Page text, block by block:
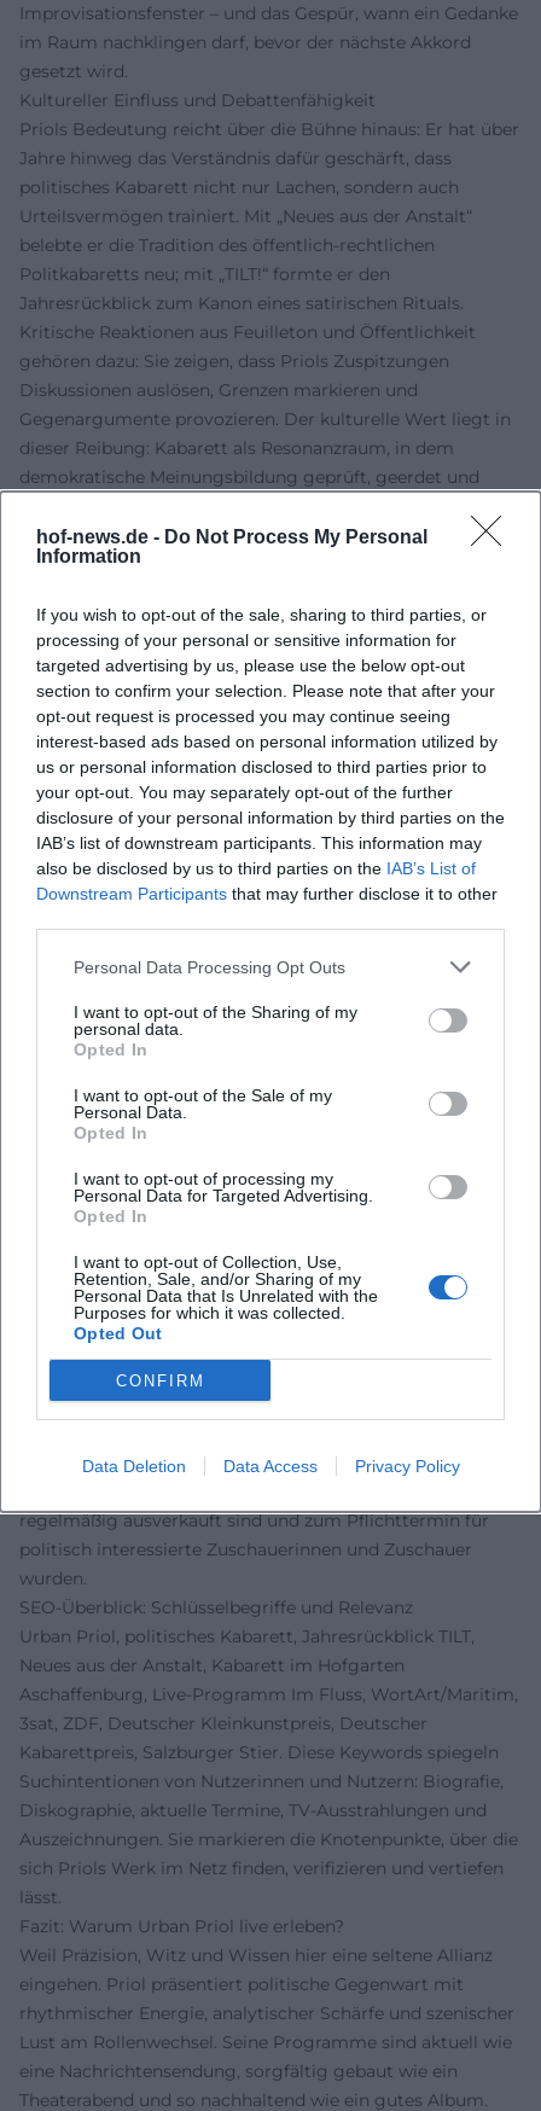
hof-news.de - Do Not Process My Personal
Information
If you wish to opt-out of the sale, sharing to third parties, or
processing of your personal or sensitive information for
targeted advertising by us, please use the below opt-out
section to confirm your selection. Please note that after your
opt-out request is processed you may continue seeing
interest-based ads based on personal information utilized by
us or personal information disclosed to third parties prior to
your opt-out. You may separately opt-out of the further
disclosure of your personal information by third parties on the
IAB’s list of downstream participants. This information may
also be disclosed by us to third parties on the IAB’s List of
Downstream Participants that may further disclose it to other
Personal Data Processing Opt Outs
I want to opt-out of the Sharing of my
personal data.
Opted In
I want to opt-out of the Sale of my
Personal Data.
Opted In
I want to opt-out of processing my
Personal Data for Targeted Advertising.
Opted In
I want to opt-out of Collection, Use,
Retention, Sale, and/or Sharing of my
Personal Data that Is Unrelated with the
Purposes for which it was collected.
Opted Out
CONFIRM
Data Deletion Data Access Privacy Policy
Improvisationsfenster – und das Gespür, wann ein Gedanke
im Raum nachklingen darf, bevor der nächste Akkord
gesetzt wird.
Kultureller Einfluss und Debattenfähigkeit
Priols Bedeutung reicht über die Bühne hinaus: Er hat über
Jahre hinweg das Verständnis dafür geschärft, dass
politisches Kabarett nicht nur Lachen, sondern auch
Urteilsvermögen trainiert. Mit „Neues aus der Anstalt“
belebte er die Tradition des öffentlich-rechtlichen
Politkabaretts neu; mit „TILT!“ formte er den
Jahresrückblick zum Kanon eines satirischen Rituals.
Kritische Reaktionen aus Feuilleton und Öffentlichkeit
gehören dazu: Sie zeigen, dass Priols Zuspitzungen
Diskussionen auslösen, Grenzen markieren und
Gegenargumente provozieren. Der kulturelle Wert liegt in
dieser Reibung: Kabarett als Resonanzraum, in dem
demokratische Meinungsbildung geprüft, geerdet und
Preise, Auszeichnungen und Anerkennung
Die Liste der Auszeichnungen ist lang und dokumentiert
ScharfrichterBeil (1986) über den Salzburger Stier (1997),
den Deutschen Kleinkunstpreis (2000), den Deutschen
Kabarettpreis (2002) und den Bayerischen Kabarettpreis
(2003) bis hin zu Medienpreisen wie dem Deutschen
Fernsehpreis (2007, gemeinsam mit Georg Schramm).
Hinzu kommen regionale Ehrungen und Kulturpreise, die
seine nachhaltige Präsenz in der deutschsprachigen
Kabarettszene sichtbar machen. In Summe spiegelt dies
„Autorität“ im Sinne von EEAT: die dauerhafte Validierung
durch Fachjurys, Fachpresse und Publikum.
Bürgergeist und Aufklärung verbindet. Seine
Attac unterstreicht, dass er politische Ökonomie und
gesellschaftliche Machtverhältnisse nicht nur beobachtet,
sondern aktiv debattiert. Gleichzeitig wirkt sein Hofgarten
als Knotenpunkt: Bühne, Labor und Treffpunkt für
etablierte Namen und neue Stimmen. Diese Vernetzung
stärkt die Szene und verankert sein Werk in einer
lebendigen, heterogenen Kabarettkultur.
Fernsehen, Radio und Bühne: Ein Dreiklang
Die künstlerische Produktion folgt einem Dreiklang: Bühne
als Ursprungsraum, Audio als Archiv und
Fernsehen/Streaming als Reichweitenverstärker. TV-
Formate wie „Neues aus der Anstalt“ oder Ausstrahlungen
von „TILT!“ auf 3sat schaffen das Fenster zur Breite,
während die Audio-Editionen die feinen Nuancen der Live-
Arrangement, Produktion – bildet das Rückgrat seiner
regelmäßig ausverkauft sind und zum Pflichttermin für
politisch interessierte Zuschauerinnen und Zuschauer
wurden.
SEO-Überblick: Schlüsselbegriffe und Relevanz
Urban Priol, politisches Kabarett, Jahresrückblick TILT,
Neues aus der Anstalt, Kabarett im Hofgarten
Aschaffenburg, Live-Programm Im Fluss, WortArt/Maritim,
3sat, ZDF, Deutscher Kleinkunstpreis, Deutscher
Kabarettpreis, Salzburger Stier. Diese Keywords spiegeln
Suchintentionen von Nutzerinnen und Nutzern: Biografie,
Diskographie, aktuelle Termine, TV-Ausstrahlungen und
Auszeichnungen. Sie markieren die Knotenpunkte, über die
sich Priols Werk im Netz finden, verifizieren und vertiefen
lässt.
Fazit: Warum Urban Priol live erleben?
Weil Präzision, Witz und Wissen hier eine seltene Allianz
eingehen. Priol präsentiert politische Gegenwart mit
rhythmischer Energie, analytischer Schärfe und szenischer
Lust am Rollenwechsel. Seine Programme sind aktuell wie
eine Nachrichtensendung, sorgfältig gebaut wie ein
Theaterabend und so nachhaltend wie ein gutes Album.